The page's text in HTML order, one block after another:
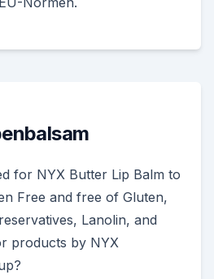
for NYX Butter Lip Balm to
Free and free of Gluten,
Lanolin, and
products by NYX